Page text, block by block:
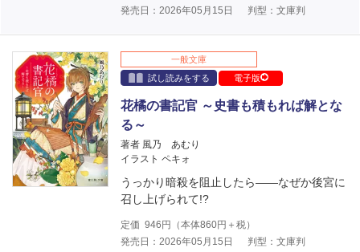
発売日：2026年05月15日
判型：文庫判
一般文庫
試し読みをする
電子版
花橘の書記官 ～史書も積もれば解とな
る～
著者 風乃 あむり
イラスト ペキォ
うっかり暗殺を阻止したら――なぜか後宮に
召し上げられて!?
定価 946 円（本体860円＋税）
発売日：2026年05月15日
判型：文庫判